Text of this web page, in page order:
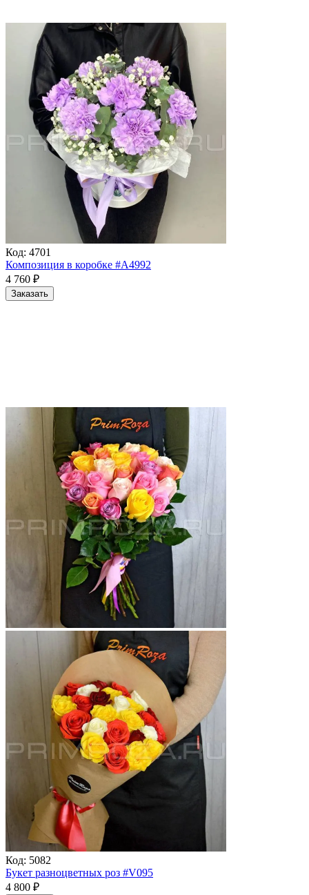
Код: 4701
Композиция в коробке #A4992
4 760 ₽
Заказать
Код: 5082
Букет разноцветных роз #V095
4 800 ₽